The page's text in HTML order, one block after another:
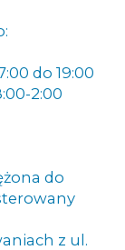
do 19:00
2:00
do
z ul.